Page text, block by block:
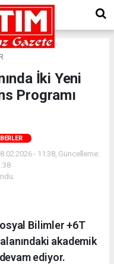
İki Yeni
Programı
- 11:38, Güncelleme:
Bilimler +6T
akademik
ediyor.